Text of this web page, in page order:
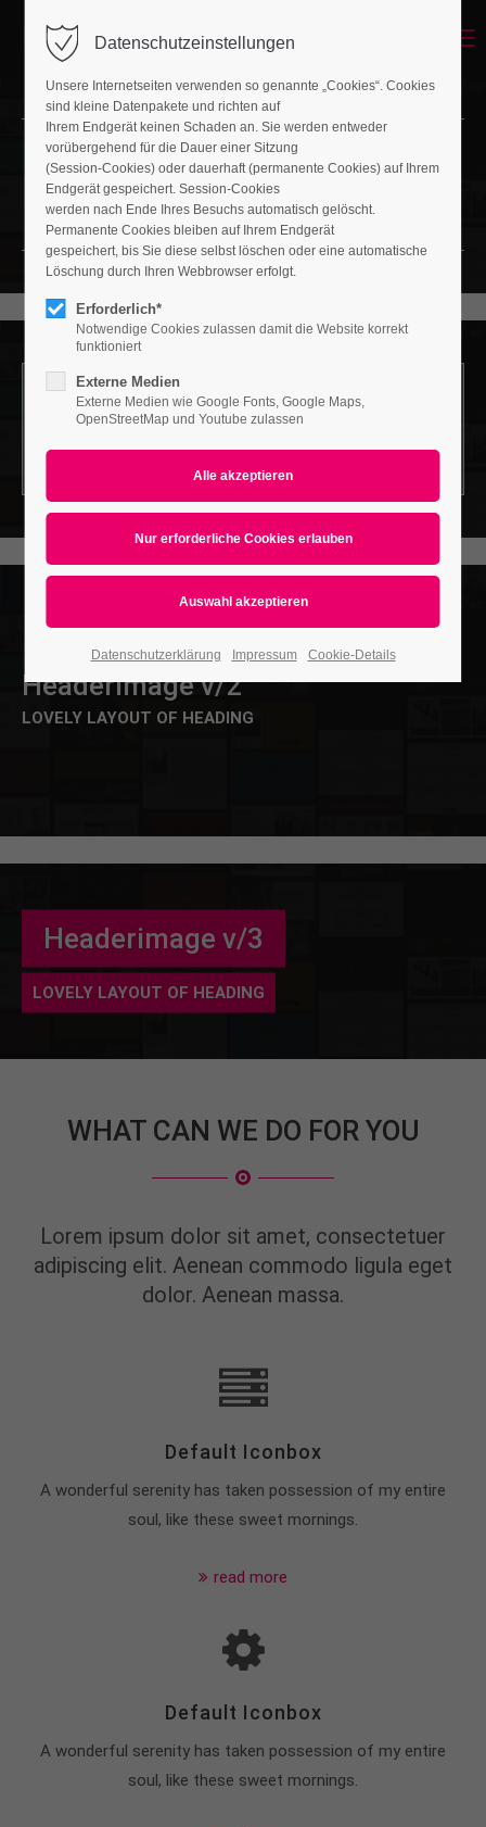
Headerimage
LOVELY LAYOUT OF HEADING
Headerimage v/1
LOVELY LAYOUT OF HEADING
Headerimage v/2
LOVELY LAYOUT OF HEADING
Headerimage v/3
LOVELY LAYOUT OF HEADING
WHAT CAN WE DO FOR YOU
Lorem ipsum dolor sit amet, consectetuer
adipiscing elit. Aenean commodo ligula eget
dolor. Aenean massa.
Default Iconbox
A wonderful serenity has taken possession of my entire
soul, like these sweet mornings.
read more
Default Iconbox
A wonderful serenity has taken possession of my entire
soul, like these sweet mornings.
Datenschutzeinstellungen
Unsere Internetseiten verwenden so genannte „Cookies“. Cookies
sind kleine Datenpakete und richten auf
Ihrem Endgerät keinen Schaden an. Sie werden entweder
vorübergehend für die Dauer einer Sitzung
(Session-Cookies) oder dauerhaft (permanente Cookies) auf Ihrem
Endgerät gespeichert. Session-Cookies
werden nach Ende Ihres Besuchs automatisch gelöscht.
Permanente Cookies bleiben auf Ihrem Endgerät
gespeichert, bis Sie diese selbst löschen oder eine automatische
Löschung durch Ihren Webbrowser erfolgt.
Erforderlich*
Notwendige Cookies zulassen damit die Website korrekt
funktioniert
Externe Medien
Externe Medien wie Google Fonts, Google Maps,
OpenStreetMap und Youtube zulassen
Datenschutzerklärung Impressum Cookie-Details